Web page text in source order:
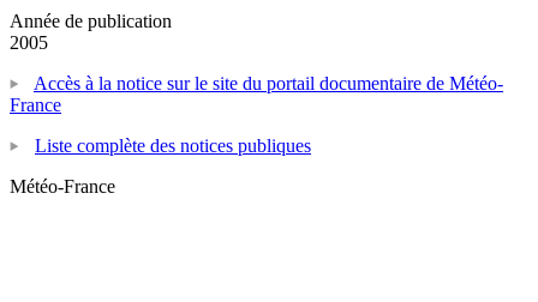
Année de publication
2005
Accès à la notice sur le site du portail documentaire de Météo-
France
Liste complète des notices publiques
Météo-France